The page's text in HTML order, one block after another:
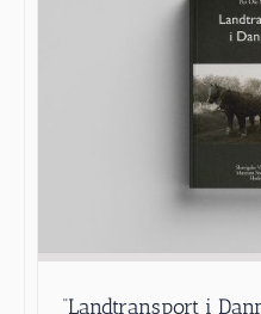
“Landtransport i